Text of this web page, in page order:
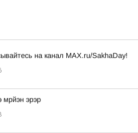
на канал MAX.ru/SakhaDay!
мрйэн эрэр